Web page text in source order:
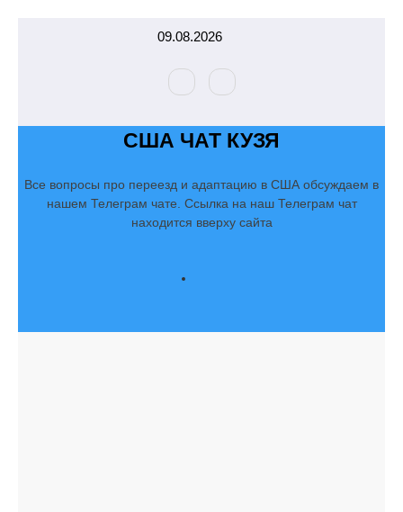
09.08.2026
США ЧАТ КУЗЯ
Все вопросы про переезд и адаптацию в США обсуждаем в
нашем Телеграм чате. Ссылка на наш Телеграм чат
находится вверху сайта